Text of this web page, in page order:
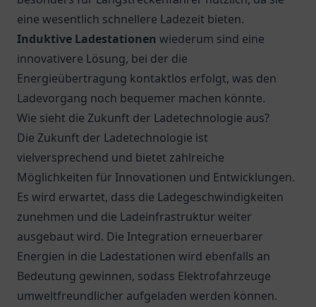
eine wesentlich schnellere Ladezeit bieten.
Induktive Ladestationen wiederum sind eine
innovativere Lösung, bei der die
Energieübertragung kontaktlos erfolgt, was den
Ladevorgang noch bequemer machen könnte.
Wie sieht die Zukunft der Ladetechnologie aus?
Die Zukunft der Ladetechnologie ist
vielversprechend und bietet zahlreiche
Möglichkeiten für Innovationen und Entwicklungen.
Es wird erwartet, dass die Ladegeschwindigkeiten
zunehmen und die Ladeinfrastruktur weiter
ausgebaut wird. Die Integration erneuerbarer
Energien in die Ladestationen wird ebenfalls an
Bedeutung gewinnen, sodass Elektrofahrzeuge
umweltfreundlicher aufgeladen werden können.